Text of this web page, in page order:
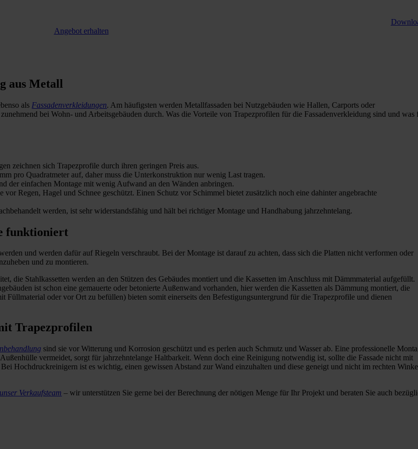
Angebot erhalten
aus Metall
als Fassadenverkleidungen. Am häufigsten werden Metallfassaden bei Nutzgebäuden wie Hallen, Carports oder
bei Wohn- und Arbeitsgebäuden durch. Was die Vorteile von Trapezprofilen für die Fassadenverkleidung sind und was
zeichnen sich Trapezprofile durch ihren geringen Preis aus.
pro Quadratmeter auf, daher muss die Unterkonstruktion nur wenig Last tragen.
der einfachen Montage mit wenig Aufwand an den Wänden anbringen.
vor Regen, Hagel und Schnee geschützt. Einen Schutz vor Schimmel bietet zusätzlich noch eine dahinter angebrachte
werden, ist sehr widerstandsfähig und hält bei richtiger Montage und Handhabung jahrzehntelang.
funktioniert
und werden dafür auf Riegeln verschraubt. Bei der Montage ist darauf zu achten, dass sich die Platten nicht verformen oder
und zu montieren.
die Stahlkassetten werden an den Stützen des Gebäudes montiert und die Kassetten im Anschluss mit Dämmmaterial aufgefüllt.
ist schon eine gemauerte oder betonierte Außenwand vorhanden, hier werden die Kassetten als Dämmung montiert, die
Füllmaterial oder vor Ort zu befüllen) bieten somit einerseits den Befestigungsuntergrund für die Trapezprofile und dienen
Trapezprofilen
sind sie vor Witterung und Korrosion geschützt und es perlen auch Schmutz und Wasser ab. Eine professionelle
vermeidet, sorgt für jahrzehntelange Haltbarkeit. Wenn doch eine Reinigung notwendig ist, sollte die Fassade nicht mit
Hochdruckreinigern ist es wichtig, einen gewissen Abstand zur Wand einzuhalten und diese geneigt und nicht im rechten
Verkaufsteam – wir unterstützen Sie gerne bei der Berechnung der nötigen Menge für Ihr Projekt und beraten Sie auch